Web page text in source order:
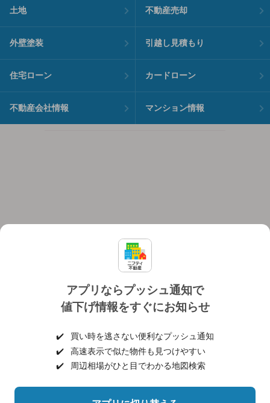
アプリならプッシュ通知で
値下げ情報をすぐにお知らせ
✔️
買い時を逃さない便利なプッシュ通知
✔️
高速表示で似た物件も見つけやすい
✔️
周辺相場がひと目でわかる地図検索
土地 不動産売却
外壁塗装 引越し見積もり
住宅ローン カードローン
不動産会社情報 マンション情報
個人情報保護ポリシー 利用規約
ヘルプ・お問い合わせ 採用情報